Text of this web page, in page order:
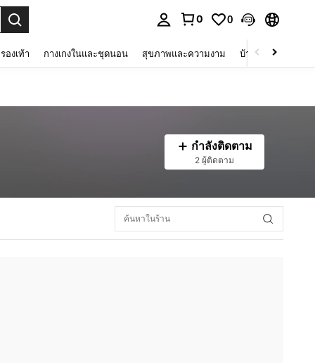
0 0
รองเท้า กางเกงในและชุดนอน สุขภาพและความงาม บ้านและที่อยู่อาศัย
กำลังติดตาม
2 ผู้ติดตาม